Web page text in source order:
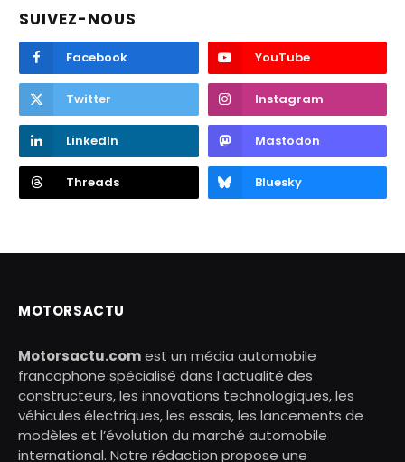
SUIVEZ-NOUS
Facebook YouTube
Twitter Instagram
LinkedIn Mastodon
Threads Bluesky
MOTORSACTU
Motorsactu.comest un média automobile
francophone spécialisé dans l’actualité des
constructeurs, les innovations technologiques, les
véhicules électriques, les essais, les lancements de
modèles et l’évolution du marché automobile
international. Notre rédaction propose une